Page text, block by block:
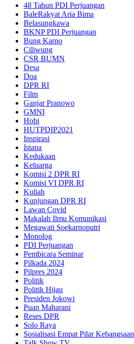
48 Tahun PDI Perjuangan
BaleRakyat Aria Bima
Belasungkawa
BKNP PDI Perjuangan
Bung Karno
Ciliwung
CSR BUMN
Desa
Doa
DPR RI
Film
Ganjar Pranowo
GMNI
Hobi
HUTPDIP2021
Inspirasi
Istana
Kedukaan
Keluarga
Komisi 2 DPR RI
Komisi VI DPR RI
Kuliah
Kunjungan DPR RI
Lawan Covid
Makalah Ilmu Komunikasi
Megawati Soekarnoputri
Monolog
PDI Perjuangan
Pembicara Seminar
Pilkada 2024
Pilpres 2024
Politik
Politik Hijau
Presiden Jokowi
Puan Maharani
Reses DPR
Solo Raya
Sosialisasi Empat Pilar Kebangsaan